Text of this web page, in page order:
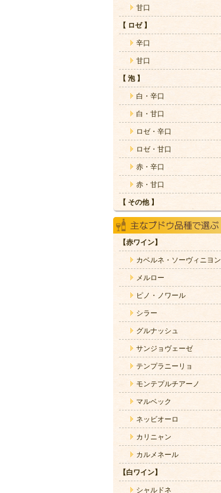
甘口
【 ロゼ 】
辛口
甘口
【 泡 】
白・辛口
白・甘口
ロゼ・辛口
ロゼ・甘口
赤・辛口
赤・甘口
【 その他 】
【赤ワイン】
カベルネ・ソーヴィニヨン
メルロー
ピノ・ノワール
シラー
グルナッシュ
サンジョヴェーゼ
テンプラニーリョ
モンテプルチアーノ
マルベック
ネッビオーロ
カリニャン
カルメネール
【白ワイン】
シャルドネ